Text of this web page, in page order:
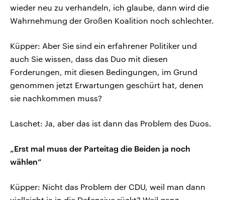
wieder neu zu verhandeln, ich glaube, dann wird die
Wahrnehmung der Großen Koalition noch schlechter.
Küpper: Aber Sie sind ein erfahrener Politiker und
auch Sie wissen, dass das Duo mit diesen
Forderungen, mit diesen Bedingungen, im Grund
genommen jetzt Erwartungen geschürt hat, denen
sie nachkommen muss?
Laschet: Ja, aber das ist dann das Problem des Duos.
„Erst mal muss der Parteitag die Beiden ja noch
wählen“
Küpper: Nicht das Problem der CDU, weil man dann